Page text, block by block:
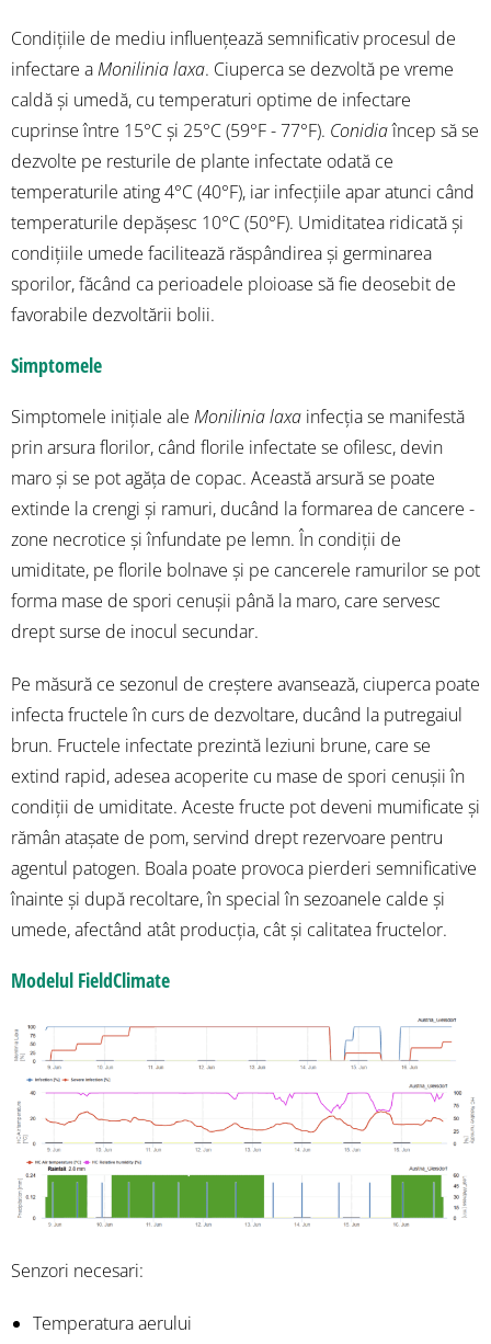
Condițiile de mediu influențează semnificativ procesul de
infectare aMonilinia laxa. Ciuperca se dezvoltă pe vreme
caldă și umedă, cu temperaturi optime de infectare
cuprinse între 15°C și 25°C (59°F - 77°F). Conidiaîncep să se
dezvolte pe resturile de plante infectate odată ce
temperaturile ating 4°C (40°F), iar infecțiile apar atunci când
temperaturile depășesc 10°C (50°F). Umiditatea ridicată și
condițiile umede facilitează răspândirea și germinarea
sporilor, făcând ca perioadele ploioase să fie deosebit de
favorabile dezvoltării bolii.
Simptomele
Simptomele inițiale ale Monilinia laxa infecția se manifestă
prin arsura florilor, când florile infectate se ofilesc, devin
maro și se pot agăța de copac. Această arsură se poate
extinde la crengi și ramuri, ducând la formarea de cancere -
zone necrotice și înfundate pe lemn. În condiții de
umiditate, pe florile bolnave și pe cancerele ramurilor se pot
forma mase de spori cenușii până la maro, care servesc
drept surse de inocul secundar.
Pe măsură ce sezonul de creștere avansează, ciuperca poate
infecta fructele în curs de dezvoltare, ducând la putregaiul
brun. Fructele infectate prezintă leziuni brune, care se
extind rapid, adesea acoperite cu mase de spori cenușii în
condiții de umiditate. Aceste fructe pot deveni mumificate și
rămân atașate de pom, servind drept rezervoare pentru
agentul patogen. Boala poate provoca pierderi semnificative
înainte și după recoltare, în special în sezoanele calde și
umede, afectând atât producția, cât și calitatea fructelor.
Modelul FieldClimate
Senzori necesari:
Temperatura aerului